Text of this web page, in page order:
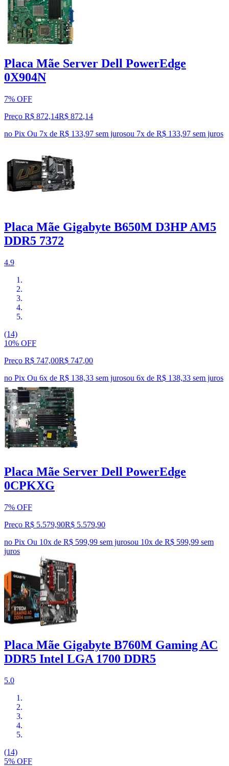
Placa Mãe Server Dell PowerEdge
0X904N
7% OFF
Preço R$ 872,14R$ 872,14
no Pix Ou 7x de R$ 133,97 sem jurosou 7x de R$ 133,97 sem juros
Placa Mãe Gigabyte B650M D3HP AM5
DDR5 7372
4.9
(14)
10% OFF
Preço R$ 747,00R$ 747,00
no Pix Ou 6x de R$ 138,33 sem jurosou 6x de R$ 138,33 sem juros
Placa Mãe Server Dell PowerEdge
0CPKXG
7% OFF
Preço R$ 5.579,90R$ 5.579,90
no Pix Ou 10x de R$ 599,99 sem jurosou 10x de R$ 599,99 sem
juros
Placa Mãe Gigabyte B760M Gaming AC
DDR5 Intel LGA 1700 DDR5
5.0
(14)
5% OFF